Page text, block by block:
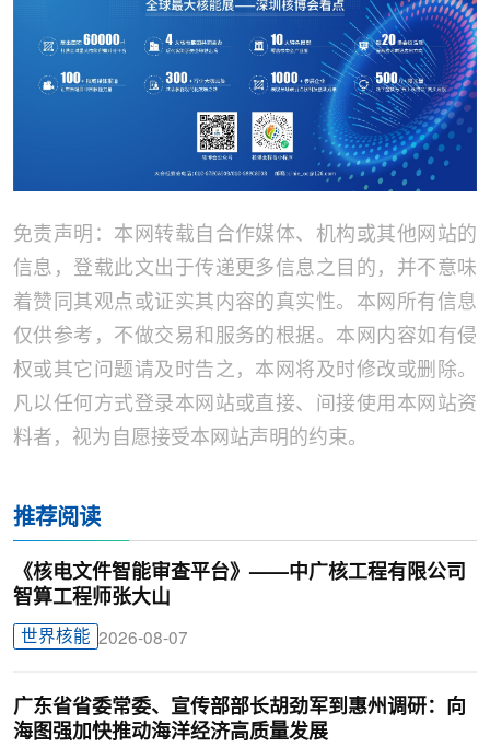
免责声明：本网转载自合作媒体、机构或其他网站的
信息，登载此文出于传递更多信息之目的，并不意味
着赞同其观点或证实其内容的真实性。本网所有信息
仅供参考，不做交易和服务的根据。本网内容如有侵
权或其它问题请及时告之，本网将及时修改或删除。
凡以任何方式登录本网站或直接、间接使用本网站资
料者，视为自愿接受本网站声明的约束。
推荐阅读
《核电文件智能审查平台》——中广核工程有限公司
智算工程师张大山
世界核能 2026-08-07
广东省省委常委、宣传部部长胡劲军到惠州调研：向
海图强加快推动海洋经济高质量发展